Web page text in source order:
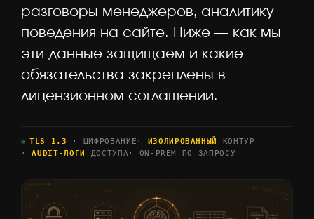
разговоры менеджеров, аналитику
поведения на сайте. Ниже — как мы
эти данные защищаем и какие
обязательства закреплены в
лицензионном соглашении.
TLS 1.3 · ШИФРОВАНИЕ · ИЗОЛИРОВАННЫЙ
КОНТУР
·AUDIT-ЛОГИ ДОСТУПА· ON-PREM ПО ЗАПРОСУ